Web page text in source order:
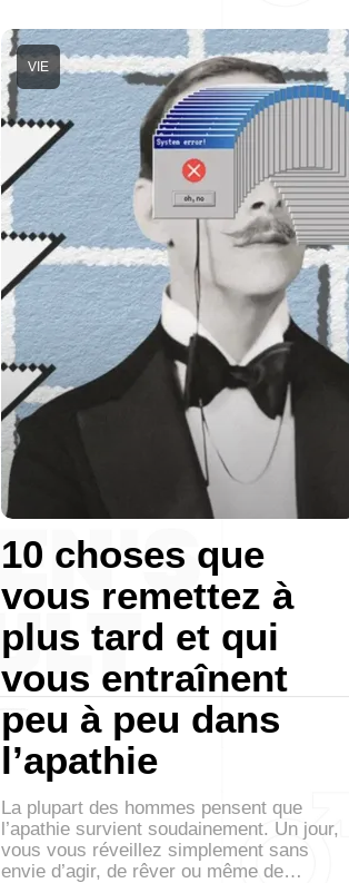
10 choses que
vous remettez à
plus tard et qui
vous entraînent
peu à peu dans
l’apathie
VIE
La plupart des hommes pensent que
l’apathie survient soudainement. Un jour,
vous vous réveillez simplement sans
envie d’agir, de rêver ou même de…